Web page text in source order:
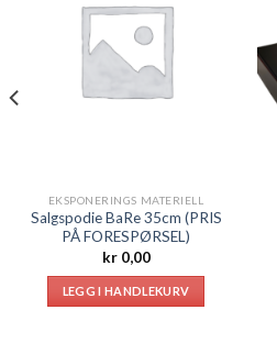
EKSPONERINGS MATERIELL
Salgspodie BaRe 35cm (PRIS
PÅ FORESPØRSEL)
kr0,00
LEGG I HANDLEKURV